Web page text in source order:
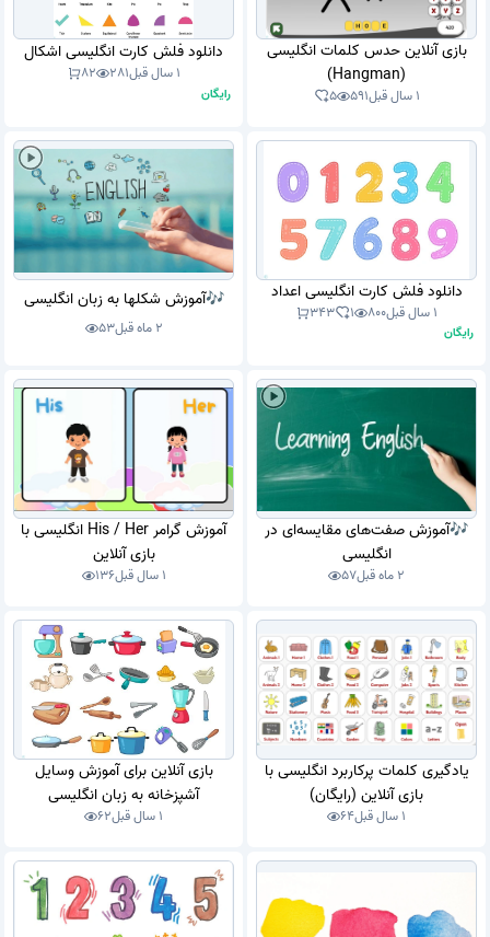
بازی آنلاین حدس کلمات انگلیسی
(Hangman)
1 سال قبل 591
5
دانلود فلش کارت انگلیسی اشکال
1 سال قبل 281
82
رایگان
دانلود فلش کارت انگلیسی اعداد
1 سال قبل 800
1
343
رایگان
🎶آموزش شکلها به زبان انگلیسی
2 ماه قبل 53
🎶آموزش صفت‌های مقایسه‌ای در
انگلیسی
2 ماه قبل 57
آموزش گرامر His / Her انگلیسی با
بازی آنلاین
1 سال قبل 136
یادگیری کلمات پرکاربرد انگلیسی با
بازی آنلاین (رایگان)
1 سال قبل 64
بازی آنلاین برای آموزش وسایل
آشپزخانه به زبان انگلیسی
1 سال قبل 62